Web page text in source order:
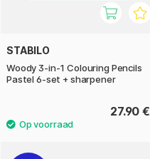
STABILO
Woody 3-in-1 Colouring Pencils
Pastel 6-set + sharpener
27.90 €